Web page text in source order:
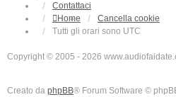
Contattaci
Home
Cancella cookie
Tutti gli orari sono UTC
Copyright © 2005 - 2026
Creato da phpBB® Forum Software ©